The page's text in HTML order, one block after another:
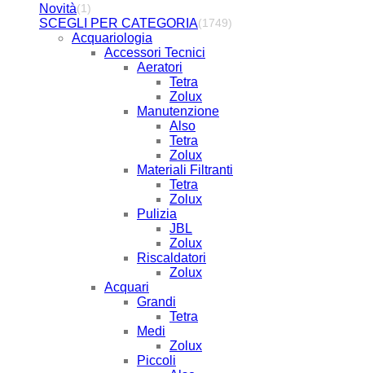
Novità(1)
SCEGLI PER CATEGORIA(1749)
Acquariologia
Accessori Tecnici
Aeratori
Tetra
Zolux
Manutenzione
Also
Tetra
Zolux
Materiali Filtranti
Tetra
Zolux
Pulizia
JBL
Zolux
Riscaldatori
Zolux
Acquari
Grandi
Tetra
Medi
Zolux
Piccoli